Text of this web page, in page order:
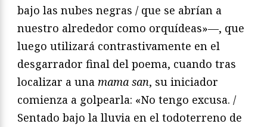
bajo las nubes negras / que se abrían a
nuestro alrededor como orquídeas»—, que
luego utilizará contrastivamente en el
desgarrador final del poema, cuando tras
localizar a una mama san, su iniciador
comienza a golpearla: «No tengo excusa. /
Sentado bajo la lluvia en el todoterreno de